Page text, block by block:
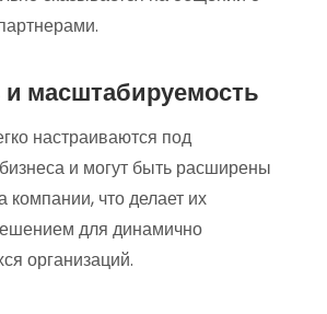
и масштабируемость
настраиваются под
и могут быть расширены
компании, что делает их
для динамично
организаций.